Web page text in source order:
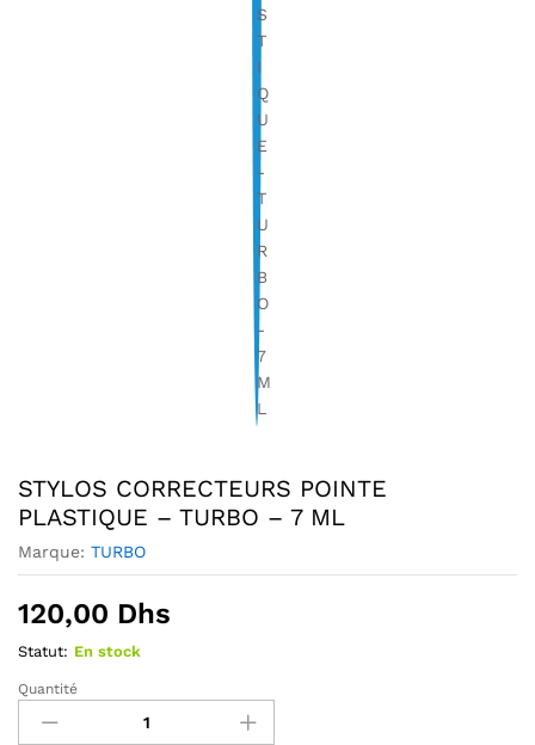
STYLOS CORRECTEURS POINTE
PLASTIQUE – TURBO – 7 ML
Marque: TURBO
120,00 Dhs
Statut: En stock
Quantité